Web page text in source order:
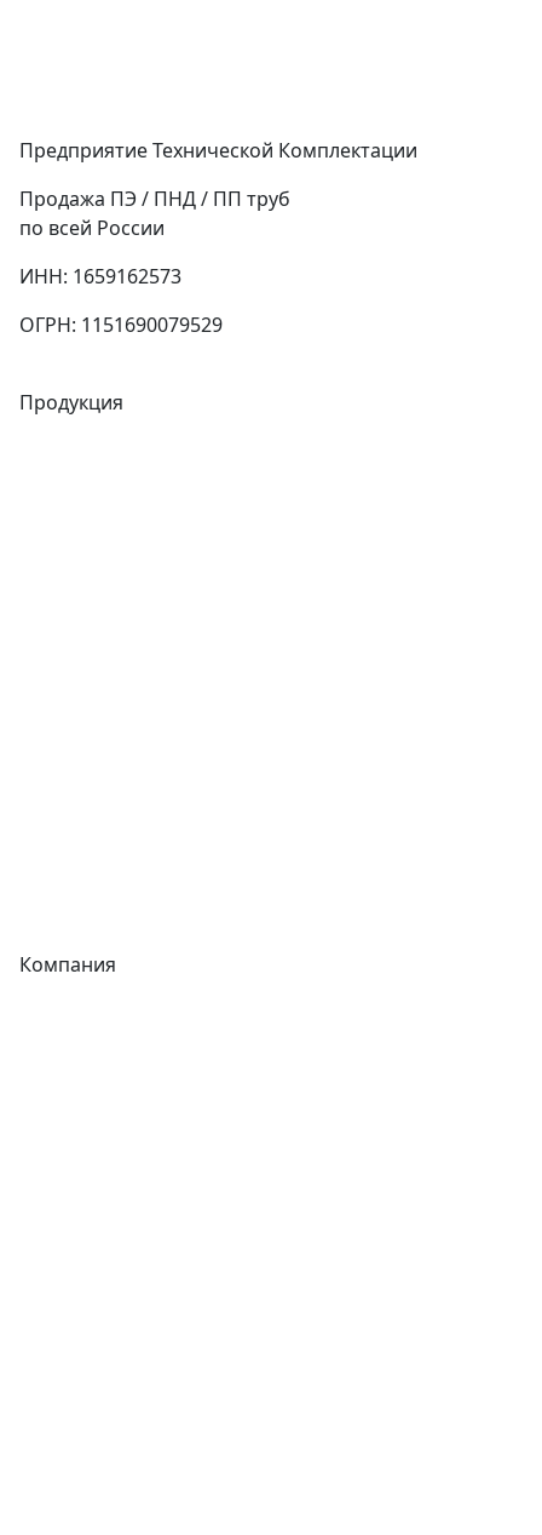
Предприятие Технической Комплектации
Продажа ПЭ / ПНД / ПП труб
по всей России
ИНН: 1659162573
ОГРН: 1151690079529
Продукция
Компания